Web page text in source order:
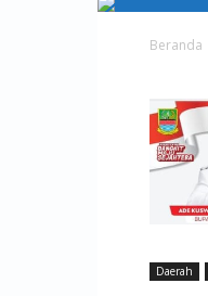
Beranda
Daerah